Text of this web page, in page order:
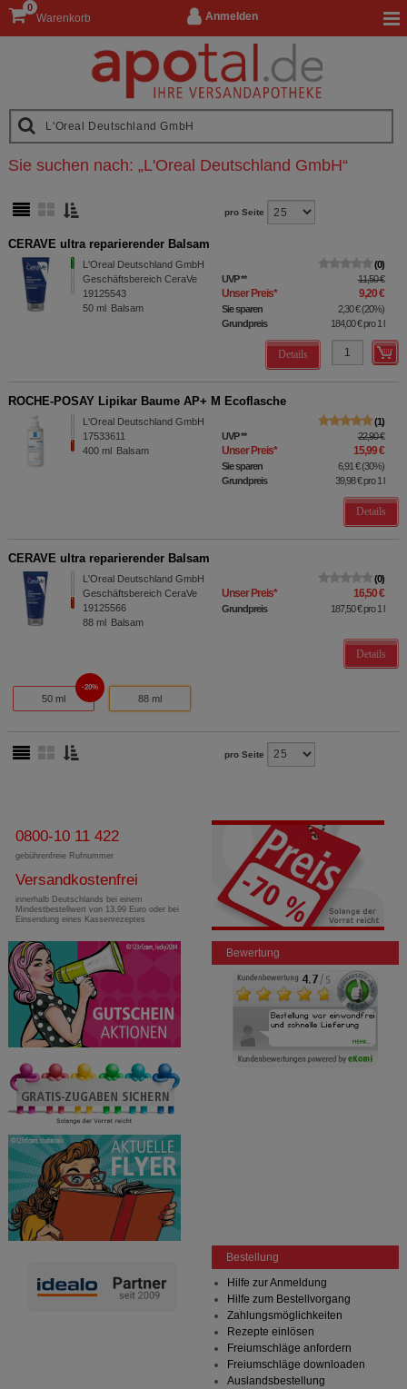
Anmelden
Warenkorb
0
Sie suchen nach: „L'Oreal Deutschland GmbH“
pro Seite
CERAVE ultra reparierender Balsam
L'Oreal Deutschland GmbH
Geschäftsbereich CeraVe
19125543
50 ml Balsam
0
UVP** 11,50 €
Unser Preis* 9,20 €
Sie sparen 2,30 €(20%)
Grundpreis
184,00 €pro 1 l
Details
ROCHE-POSAY Lipikar Baume AP+ M Ecoflasche
L'Oreal Deutschland GmbH
17533611
400 ml Balsam
1
UVP** 22,90 €
Unser Preis* 15,99 €
Sie sparen 6,91 €(30%)
Grundpreis
39,98 €pro 1 l
Details
CERAVE ultra reparierender Balsam
L'Oreal Deutschland GmbH
Geschäftsbereich CeraVe
19125566
88 ml Balsam
0
Unser Preis* 16,50 €
Grundpreis 187,50 €pro 1 l
Details
50 ml
20%
88 ml
pro Seite
0800-10 11 422
gebührenfreie Rufnummer
Versandkostenfrei
innerhalb Deutschlands bei einem
Mindestbestellwert von 13,99 Euro oder bei
Einsendung eines Kassenrezeptes
Bewertung
Bestellung
Hilfe zur Anmeldung
Hilfe zum Bestellvorgang
Zahlungsmöglichkeiten
Rezepte einlösen
Freiumschläge anfordern
Freiumschläge downloaden
Auslandsbestellung